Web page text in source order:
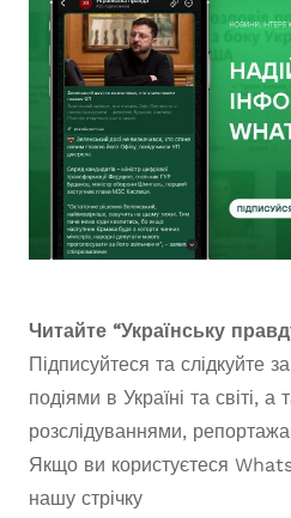
Читайте “Українську
Підписуйтеся та слідкуйте
подіями в Україні та світі,
розслідуваннями,
Якщо ви користуєтеся
нашу стрічку